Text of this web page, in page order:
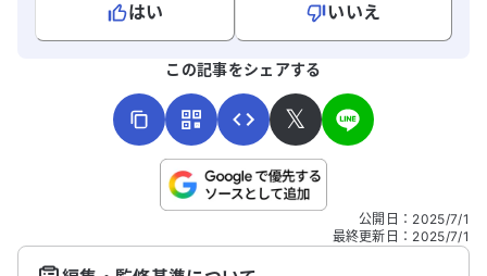
はい
いいえ
こちらは送信専用のフォームです。氏名やご自身の病気の詳細な
この記事をシェアする
𝕏
公開日 ： 2025/7/1
最終更新日 ： 2025/7/1